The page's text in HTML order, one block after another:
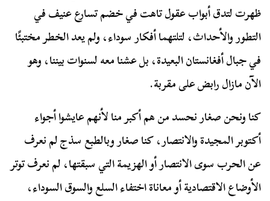
ظهرت لتدق أبواب عقول تاهت في خضم تسارع عنيف في
التطور والأحداث، لتلتهما أفكار سوداء، ولم يعد الخطر مختبئًا
في جبال أفغانستان البعيدة، بل عشنا معه لسنوات بيننا، وهو
الآن مازال رابض على مقربة.
كنا ونحن صغار نحسد من هم أكبر منا لأنهم عايشوا أجواء
أكتوبر المجيدة والانتصار، كنا صغار وبالطبع سذج لم نعرف
عن الحرب سوى الانتصار أو الهزيمة التي سبقتها، لم نعرف توتر
الأوضاع الاقتصادية أو معاناة اختفاء السلع والسوق السوداء،